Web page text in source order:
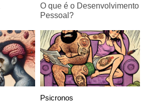
O que é o Desenvolvimento
Pessoal?
Psicronos